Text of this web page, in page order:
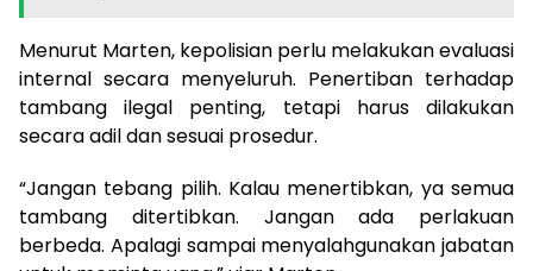
Menurut Marten, kepolisian perlu melakukan evaluasi
internal secara menyeluruh. Penertiban terhadap
tambang ilegal penting, tetapi harus dilakukan
secara adil dan sesuai prosedur.
“Jangan tebang pilih. Kalau menertibkan, ya semua
tambang ditertibkan. Jangan ada perlakuan
berbeda. Apalagi sampai menyalahgunakan jabatan